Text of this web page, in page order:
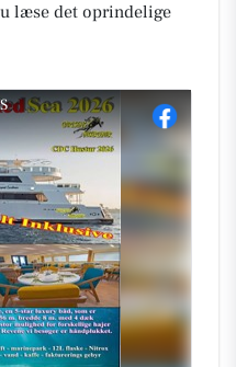
læse det oprindelige